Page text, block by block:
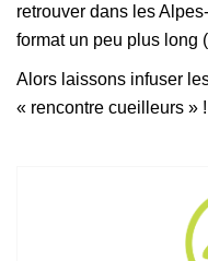
retrouver dans les
format un peu plus long
Alors laissons infuser
« rencontre cueilleurs » !